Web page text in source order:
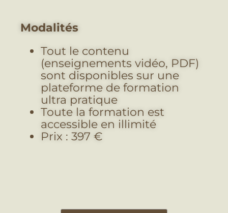
Modalités
Tout le contenu
(enseignements vidéo, PDF)
sont disponibles sur une
plateforme de formation
ultra pratique
Toute la formation est
accessible en illimité
Prix : 397 €